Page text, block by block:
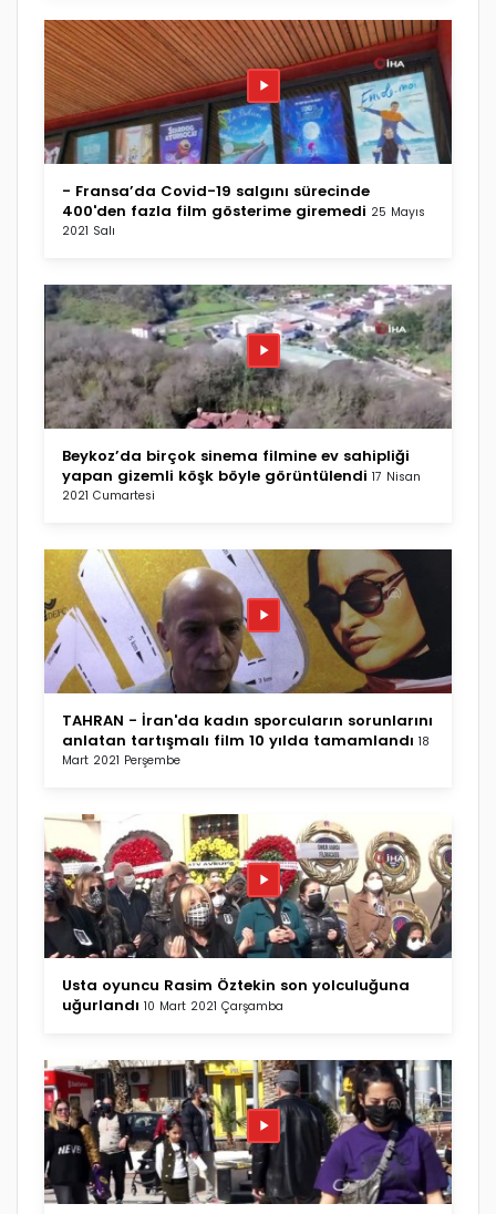
- Fransa’da Covid-19 salgını sürecinde
400'den fazla film gösterime giremedi 25 Mayıs
2021 Salı
Beykoz’da birçok sinema filmine ev sahipliği
yapan gizemli köşk böyle görüntülendi 17 Nisan
2021 Cumartesi
TAHRAN - İran'da kadın sporcuların sorunlarını
anlatan tartışmalı film 10 yılda tamamlandı 18
Mart 2021 Perşembe
Usta oyuncu Rasim Öztekin son yolculuğuna
uğurlandı 10 Mart 2021 Çarşamba